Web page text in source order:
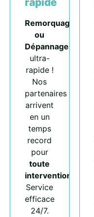
Remorquage
ou
Dépannage
ultra-
rapide !
Nos
partenaires
arrivent
en un
temps
record
pour
toute
intervention
Service
efficace
24/7.